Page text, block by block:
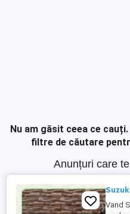
Nu am găsit ceea ce cauți.
filtre de căutare
Anunțuri care
Vand